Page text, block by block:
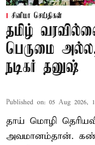
சினிமா செய்திகள்
தமிழ்
பெருமை
நடிகர் தனுஷ்
Published on: 05 Aug 2026,
தாய் மொழி
அவமானம்தான்.